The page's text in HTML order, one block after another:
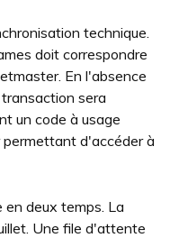
technique.
doit correspondre
En l'absence
sera
un code à usage
permettant d'accéder à
deux temps. La
Une file d'attente